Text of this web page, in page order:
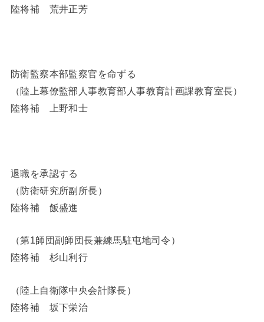
陸将補 荒井正芳
防衛監察本部監察官を命ずる
（陸上幕僚監部人事教育部人事教育計画課教育室長）
陸将補 上野和士
退職を承認する
（防衛研究所副所長）
陸将補 飯盛進
（第1師団副師団長兼練馬駐屯地司令）
陸将補 杉山利行
（陸上自衛隊中央会計隊長）
陸将補 坂下栄治